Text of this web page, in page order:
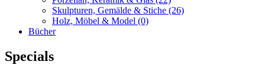
Skulpturen, Gemälde & Stiche (26)
Holz, Möbel & Model (0)
Bücher
Specials